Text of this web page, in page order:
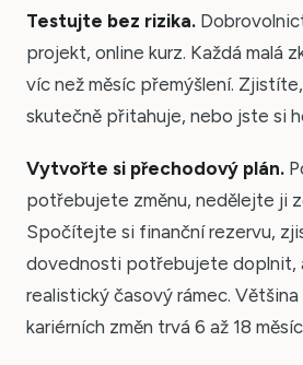
Testujte bez rizika.
projekt, online kurz. Každá malá
víc než měsíc přemýšlení.
skutečně přitahuje, nebo jste si
Vytvořte si přechodový plán.
potřebujete změnu, nedělejte ji
Spočítejte si finanční rezervu,
dovednosti potřebujete doplnit,
realistický časový rámec. Většina
kariérních změn trvá 6 až 18